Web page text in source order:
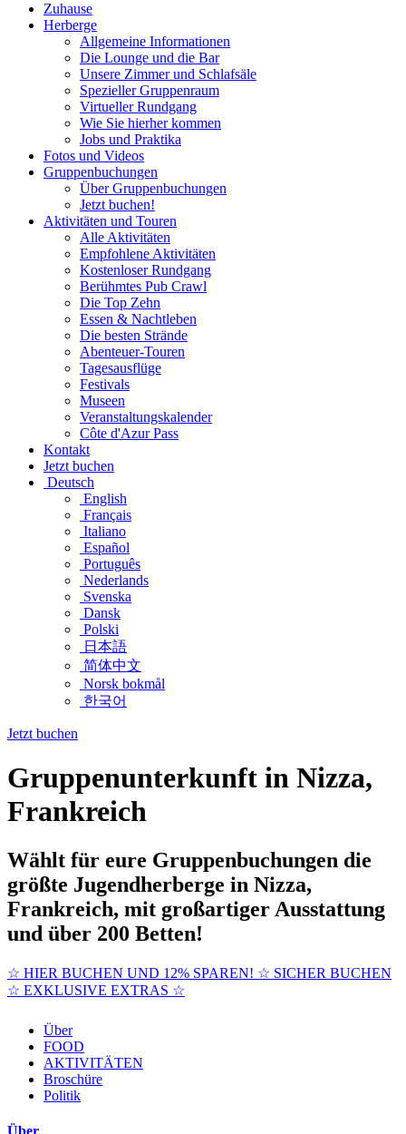
Zuhause
Herberge
Allgemeine Informationen
Die Lounge und die Bar
Unsere Zimmer und Schlafsäle
Spezieller Gruppenraum
Virtueller Rundgang
Wie Sie hierher kommen
Jobs und Praktika
Fotos und Videos
Gruppenbuchungen
Über Gruppenbuchungen
Jetzt buchen!
Aktivitäten und Touren
Alle Aktivitäten
Empfohlene Aktivitäten
Kostenloser Rundgang
Berühmtes Pub Crawl
Die Top Zehn
Essen & Nachtleben
Die besten Strände
Abenteuer-Touren
Tagesausflüge
Festivals
Museen
Veranstaltungskalender
Côte d'Azur Pass
Kontakt
Jetzt buchen
Deutsch
English
Français
Italiano
Español
Português
Nederlands
Svenska
Dansk
Polski
日本語
简体中文
Norsk bokmål
한국어
Jetzt buchen
Gruppenunterkunft in Nizza,
Frankreich
Wählt für eure Gruppenbuchungen die
größte Jugendherberge in Nizza,
Frankreich, mit großartiger Ausstattung
und über 200 Betten!
☆ HIER BUCHEN UND 12% SPAREN! ☆ SICHER BUCHEN
☆ EXKLUSIVE EXTRAS ☆
Über
FOOD
AKTIVITÄTEN
Broschüre
Politik
Über